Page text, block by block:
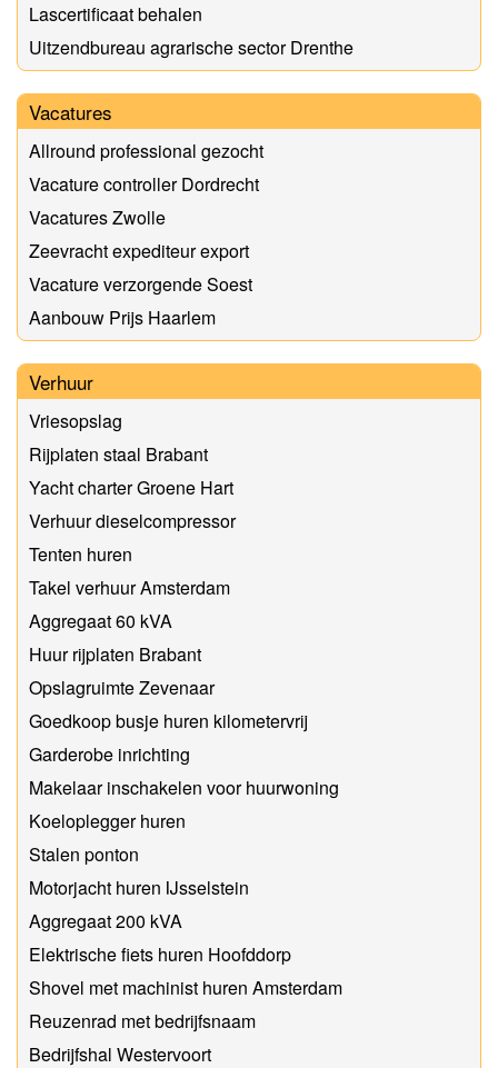
Lascertificaat behalen
Uitzendbureau agrarische sector Drenthe
Vacatures
Allround professional gezocht
Vacature controller Dordrecht
Vacatures Zwolle
Zeevracht expediteur export
Vacature verzorgende Soest
Aanbouw Prijs Haarlem
Verhuur
Vriesopslag
Rijplaten staal Brabant
Yacht charter Groene Hart
Verhuur dieselcompressor
Tenten huren
Takel verhuur Amsterdam
Aggregaat 60 kVA
Huur rijplaten Brabant
Opslagruimte Zevenaar
Goedkoop busje huren kilometervrij
Garderobe inrichting
Makelaar inschakelen voor huurwoning
Koeloplegger huren
Stalen ponton
Motorjacht huren IJsselstein
Aggregaat 200 kVA
Elektrische fiets huren Hoofddorp
Shovel met machinist huren Amsterdam
Reuzenrad met bedrijfsnaam
Bedrijfshal Westervoort